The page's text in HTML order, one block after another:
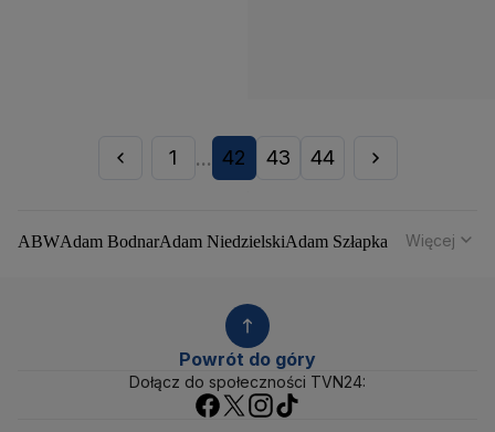
1 ... 42 43 44
ABWAdam BodnarAdam NiedzielskiAdam Szłapka
Aleksander Kwaśniewski
Alert RCB
Ambasada USA w Polsce
Andrzej Duda Białoruś
Biuro Bezpieczeństwa Narodowego
Więcej
Powrót do góry
Dołącz do społeczności TVN24: